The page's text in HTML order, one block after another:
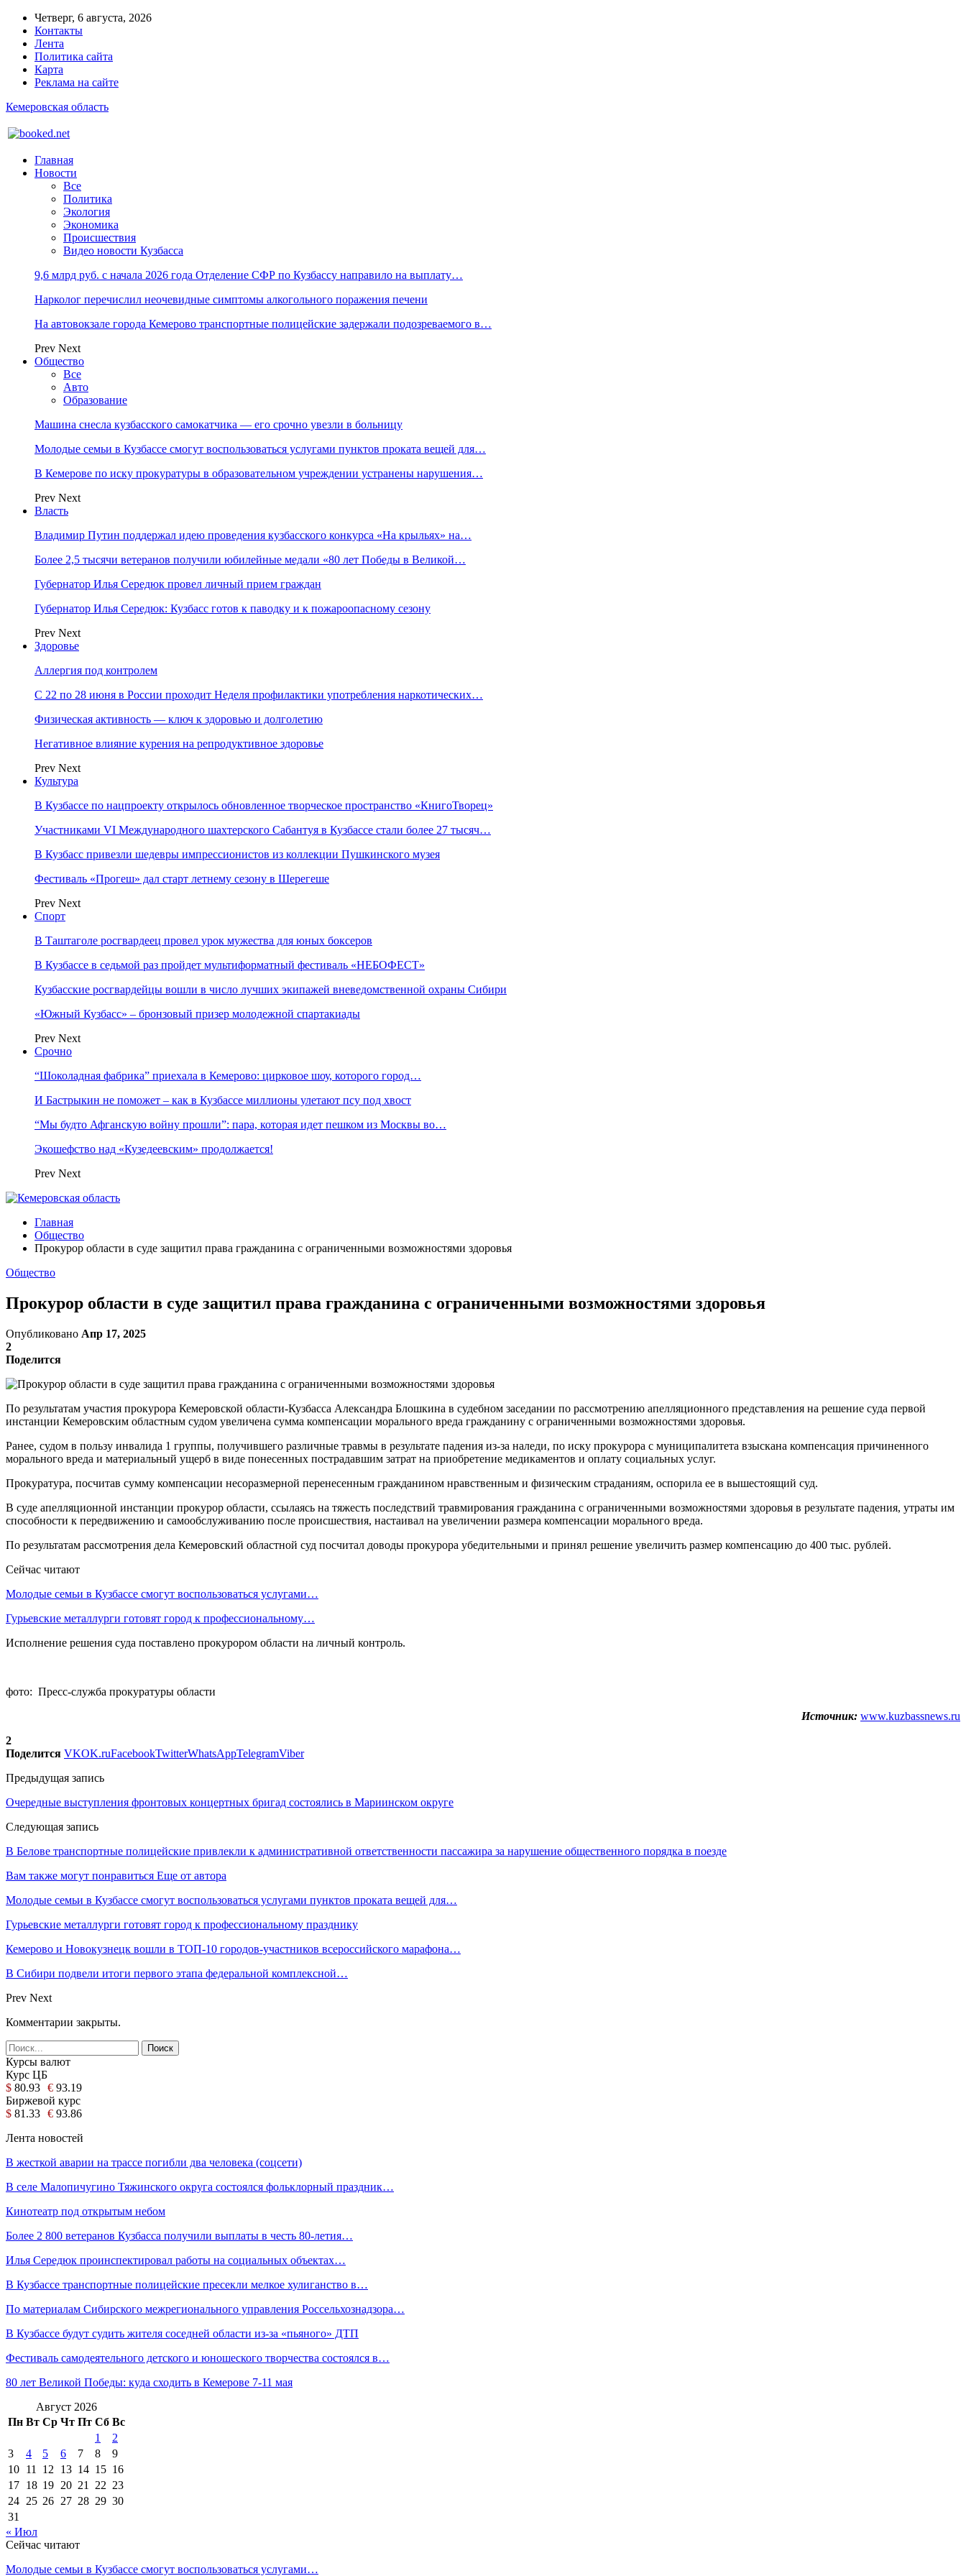
Четверг, 6 августа, 2026
Контакты
Лента
Политика сайта
Карта
Реклама на сайте
Кемеровская область
Главная
Новости
Все
Политика
Экология
Экономика
Происшествия
Видео новости Кузбасса
9,6 млрд руб. с начала 2026 года Отделение СФР по Кузбассу направило на выплату…
Нарколог перечислил неочевидные симптомы алкогольного поражения печени
На автовокзале города Кемерово транспортные полицейские задержали подозреваемого в…
Prev Next
Общество
Все
Авто
Образование
Машина снесла кузбасского самокатчика — его срочно увезли в больницу
Молодые семьи в Кузбассе смогут воспользоваться услугами пунктов проката вещей для…
В Кемерове по иску прокуратуры в образовательном учреждении устранены нарушения…
Prev Next
Власть
Владимир Путин поддержал идею проведения кузбасского конкурса «На крыльях» на…
Более 2,5 тысячи ветеранов получили юбилейные медали «80 лет Победы в Великой…
Губернатор Илья Середюк провел личный прием граждан
Губернатор Илья Середюк: Кузбасс готов к паводку и к пожароопасному сезону
Prev Next
Здоровье
Аллергия под контролем
С 22 по 28 июня в России проходит Неделя профилактики употребления наркотических…
Физическая активность — ключ к здоровью и долголетию
Негативное влияние курения на репродуктивное здоровье
Prev Next
Культура
В Кузбассе по нацпроекту открылось обновленное творческое пространство «КнигоТворец»
Участниками VI Международного шахтерского Сабантуя в Кузбассе стали более 27 тысяч…
В Кузбасс привезли шедевры импрессионистов из коллекции Пушкинского музея
Фестиваль «Прогеш» дал старт летнему сезону в Шерегеше
Prev Next
Спорт
В Таштаголе росгвардеец провел урок мужества для юных боксеров
В Кузбассе в седьмой раз пройдет мультиформатный фестиваль «НЕБОФЕСТ»
Кузбасские росгвардейцы вошли в число лучших экипажей вневедомственной охраны Сибири
«Южный Кузбасс» – бронзовый призер молодежной спартакиады
Prev Next
Срочно
“Шоколадная фабрика” приехала в Кемерово: цирковое шоу, которого город…
И Бастрыкин не поможет – как в Кузбассе миллионы улетают псу под хвост
“Мы будто Афганскую войну прошли”: пара, которая идет пешком из Москвы во…
Экошефство над «Кузедеевским» продолжается!
Prev Next
Главная
Общество
Прокурор области в суде защитил права гражданина с ограниченными возможностями здоровья
Общество
Прокурор области в суде защитил права гражданина с ограниченными возможностями здоровья
Опубликовано Апр 17, 2025
2
Поделится
По результатам участия прокурора Кемеровской области-Кузбасса Александра Блошкина в судебном заседании по рассмотрению апелляционного представления на решение суда первой
инстанции Кемеровским областным судом увеличена сумма компенсации морального вреда гражданину с ограниченными возможностями здоровья.
Ранее, судом в пользу инвалида 1 группы, получившего различные травмы в результате падения из-за наледи, по иску прокурора с муниципалитета взыскана компенсация причиненного
морального вреда и материальный ущерб в виде понесенных пострадавшим затрат на приобретение медикаментов и оплату социальных услуг.
Прокуратура, посчитав сумму компенсации несоразмерной перенесенным гражданином нравственным и физическим страданиям, оспорила ее в вышестоящий суд.
В суде апелляционной инстанции прокурор области, ссылаясь на тяжесть последствий травмирования гражданина с ограниченными возможностями здоровья в результате падения, утраты им
способности к передвижению и самообслуживанию после происшествия, настаивал на увеличении размера компенсации морального вреда.
По результатам рассмотрения дела Кемеровский областной суд посчитал доводы прокурора убедительными и принял решение увеличить размер компенсацию до 400 тыс. рублей.
Сейчас читают
Молодые семьи в Кузбассе смогут воспользоваться услугами…
Гурьевские металлурги готовят город к профессиональному…
Исполнение решения суда поставлено прокурором области на личный контроль.
фото: Пресс-служба прокуратуры области
Источник: www.kuzbassnews.ru
2
Поделится VKOK.ruFacebookTwitterWhatsAppTelegramViber
Предыдущая запись
Очередные выступления фронтовых концертных бригад состоялись в Мариинском округе
Следующая запись
В Белове транспортные полицейские привлекли к административной ответственности пассажира за нарушение общественного порядка в поезде
Вам также могут понравиться Еще от автора
Молодые семьи в Кузбассе смогут воспользоваться услугами пунктов проката вещей для…
Гурьевские металлурги готовят город к профессиональному празднику
Кемерово и Новокузнецк вошли в ТОП-10 городов-участников всероссийского марафона…
В Сибири подвели итоги первого этапа федеральной комплексной…
Prev Next
Комментарии закрыты.
Курсы валют
Курс ЦБ
$ 80.93 € 93.19
Биржевой курс
$ 81.33 € 93.86
Лента новостей
В жесткой аварии на трассе погибли два человека (соцсети)
В селе Малопичугино Тяжинского округа состоялся фольклорный праздник…
Кинотеатр под открытым небом
Более 2 800 ветеранов Кузбасса получили выплаты в честь 80-летия…
Илья Середюк проинспектировал работы на социальных объектах…
В Кузбассе транспортные полицейские пресекли мелкое хулиганство в…
По материалам Сибирского межрегионального управления Россельхознадзора…
В Кузбассе будут судить жителя соседней области из-за «пьяного» ДТП
Фестиваль самодеятельного детского и юношеского творчества состоялся в…
80 лет Великой Победы: куда сходить в Кемерове 7-11 мая
Август 2026
Пн Вт Ср Чт Пт Сб Вс
1
2
3
4 5 6 7 8
9
10 11 12 13 14 15 16
17 18 19 20 21 22 23
24 25 26 27 28 29 30
31
« Июл
Сейчас читают
Молодые семьи в Кузбассе смогут воспользоваться услугами…